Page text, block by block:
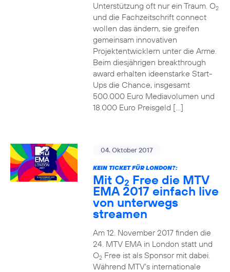
Unterstützung oft nur ein Traum. O2
und die Fachzeitschrift connect
wollen das ändern, sie greifen
gemeinsam innovativen
Projektentwicklern unter die Arme.
Beim diesjährigen breakthrough
award erhalten ideenstarke Start-
Ups die Chance, insgesamt
500.000 Euro Mediavolumen und
18.000 Euro Preisgeld […]
04. Oktober 2017
KEIN TICKET FÜR LONDON?:
Mit O2 Free die MTV
EMA 2017 einfach live
von unterwegs
streamen
Am 12. November 2017 finden die
24. MTV EMA in London statt und
O2Free ist als Sponsor mit dabei.
Während MTV’s internationale